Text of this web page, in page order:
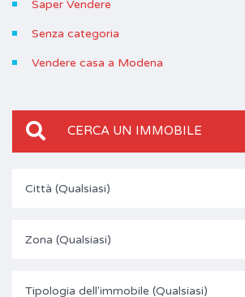
Saper Vendere
Senza categoria
Vendere casa a Modena
CERCA UN IMMOBILE
Città (Qualsiasi)
Zona (Qualsiasi)
Tipologia dell'immobile (Qualsiasi)